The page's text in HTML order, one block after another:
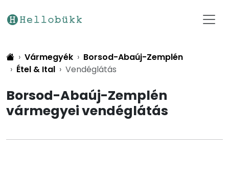
Vármegyék
Borsod-Abaúj-Zemplén
Étel & Ital
Vendéglátás
Borsod-Abaúj-Zemplén
vármegyei vendéglátás